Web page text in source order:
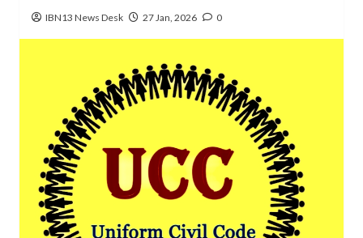
IBN13 News Desk 27 Jan, 2026 0